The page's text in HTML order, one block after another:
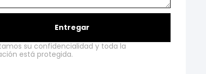
Entregar
su confidencialidad y toda la
está protegida.